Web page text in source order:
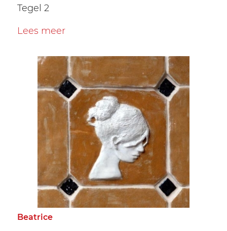
Tegel 2
Lees meer
Beatrice